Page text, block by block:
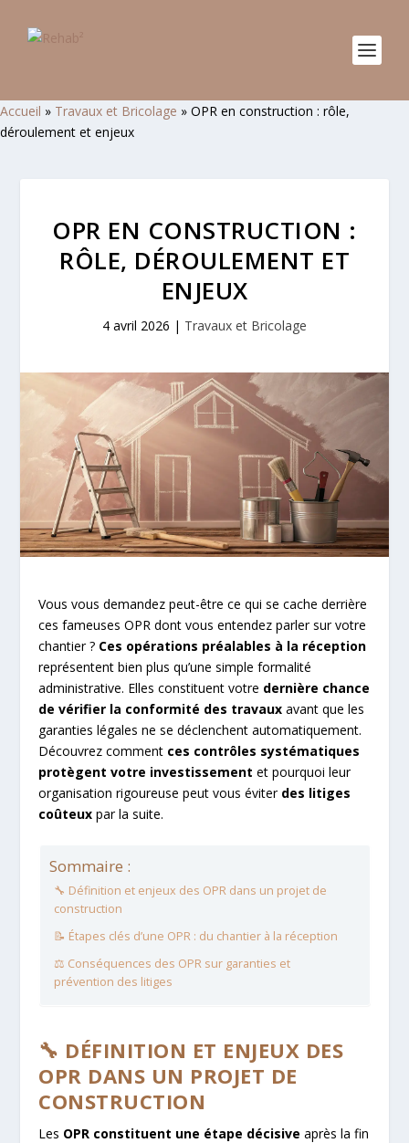
Accueil » Travaux et Bricolage » OPR en construction : rôle,
déroulement et enjeux
OPR EN CONSTRUCTION :
RÔLE, DÉROULEMENT ET
ENJEUX
4 avril 2026 | Travaux et Bricolage
Vous vous demandez peut-être ce qui se cache derrière
ces fameuses OPR dont vous entendez parler sur votre
chantier ? Ces opérations préalables à la réception
représentent bien plus qu’une simple formalité
administrative. Elles constituent votre dernière chance
de vérifier la conformité des travaux avant que les
garanties légales ne se déclenchent automatiquement.
Découvrez comment ces contrôles systématiques
protègent votre investissement et pourquoi leur
organisation rigoureuse peut vous éviter des litiges
coûteux par la suite.
Sommaire :
🔧 Définition et enjeux des OPR dans un projet de
construction
📝 Étapes clés d’une OPR : du chantier à la réception
⚖️ Conséquences des OPR sur garanties et
prévention des litiges
🔧 DÉFINITION ET ENJEUX DES
OPR DANS UN PROJET DE
CONSTRUCTION
Les OPR constituent une étape décisive après la fin